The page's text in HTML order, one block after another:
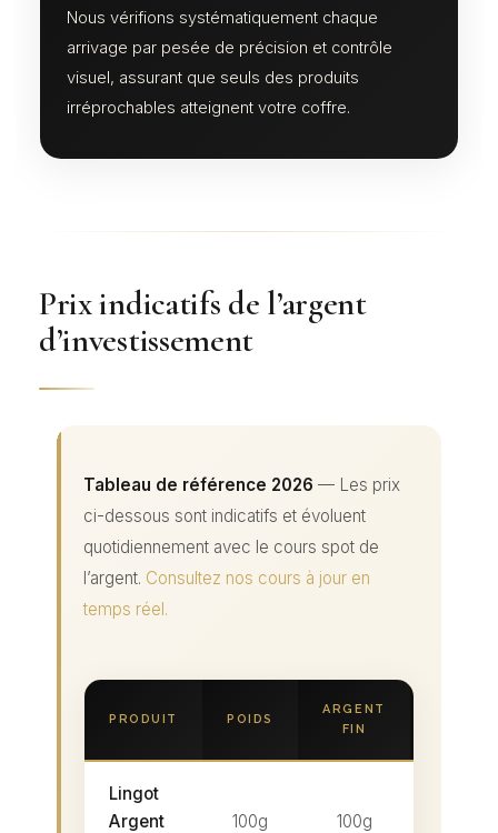
Nous vérifions systématiquement chaque
arrivage par pesée de précision et contrôle
visuel, assurant que seuls des produits
irréprochables atteignent votre coffre.
Prix indicatifs de l’argent
d’investissement
Tableau de référence 2026 — Les prix
ci-dessous sont indicatifs et évoluent
quotidiennement avec le cours spot de
l’argent. Consultez nos cours à jour en
temps réel.
PRODUIT POIDS
ARGENT
FIN
Lingot
Argent
100g 100g